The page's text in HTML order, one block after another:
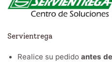
Servientrega
Realice su pedido antes